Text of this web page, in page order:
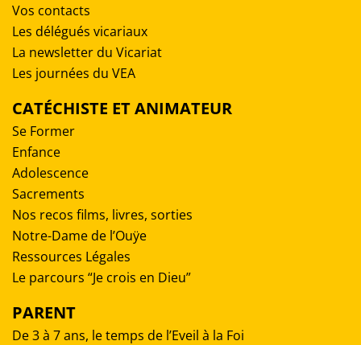
Vos contacts
Les délégués vicariaux
La newsletter du Vicariat
Les journées du VEA
CATÉCHISTE ET ANIMATEUR
Se Former
Enfance
Adolescence
Sacrements
Nos recos films, livres, sorties
Notre-Dame de l’Ouÿe
Ressources Légales
Le parcours “Je crois en Dieu”
PARENT
De 3 à 7 ans, le temps de l’Eveil à la Foi